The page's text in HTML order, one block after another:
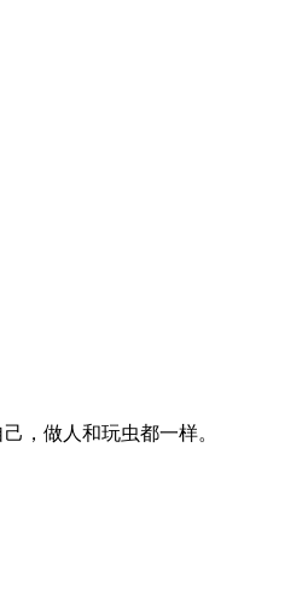
，做人和玩虫都一样。